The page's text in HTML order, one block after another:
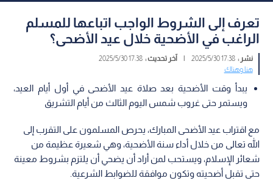
تعرف إلى الشروط الواجب اتباعها للمسلم
الراغب في الأضحية خلال عيد الأضحى؟
نشر :17:38 2025/5/30
| آخر تحديث :17:38 2025/5/30
هنا وهناك
يبدأ وقت الأضحية بعد صلاة عيد الأضحى في أول أيام العيد،
ويستمر حتى غروب شمس اليوم الثالث من أيام التشريق
مع اقتراب عيد الأضحى المبارك، يحرص المسلمون على التقرب إلى
الله تعالى من خلال أداء سنة الأضحية، وهي شعيرة عظيمة من
شعائر الإسلام، ويستحب لمن أراد أن يضحي أن يلتزم بشروط معينة
حتى تقبل أضحيته وتكون موافقة للضوابط الشرعية.